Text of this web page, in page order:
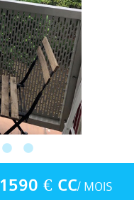
1590 € CC/ MOIS